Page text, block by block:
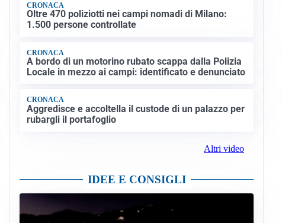
CRONACA
Oltre 470 poliziotti nei campi nomadi di Milano:
1.500 persone controllate
CRONACA
A bordo di un motorino rubato scappa dalla Polizia
Locale in mezzo ai campi: identificato e denunciato
CRONACA
Aggredisce e accoltella il custode di un palazzo per
rubargli il portafoglio
Altri video
IDEE E CONSIGLI